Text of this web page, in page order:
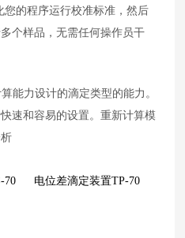
的程序运行校准标准，然后
个样品，无需任何操作员干
能力设计的滴定类型的能力。
速和容易的设置。重新计算模
70
电位差滴定装置TP-70